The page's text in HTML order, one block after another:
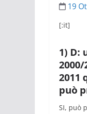
19
[:it]
1) D:
2011
può
SI, può